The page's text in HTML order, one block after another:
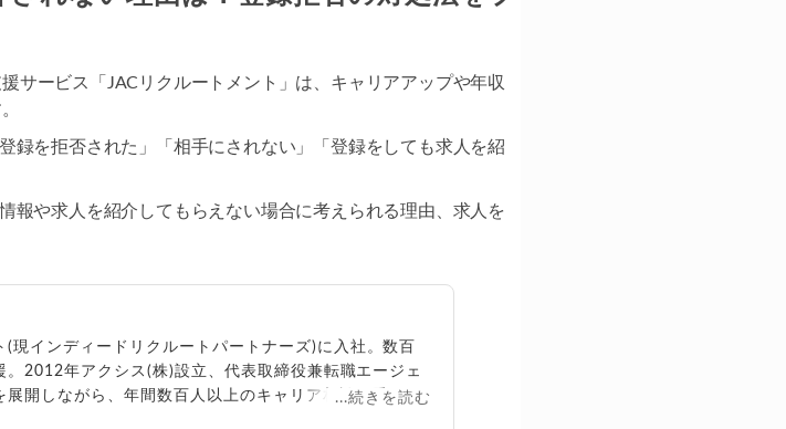
サービス「JACリクルートメント」は、キャリアアップや年収
録を拒否された」「相手にされない」「登録をしても求人を紹
報や求人を紹介してもらえない場合に考えられる理由、求人を
(現インディードリクルートパートナーズ)に入社。数百
。2012年アクシス(株)設立、代表取締役兼転職エージェ
展開しながら、年間数百人以上のキャリア相談に乗る。
...続きを読む